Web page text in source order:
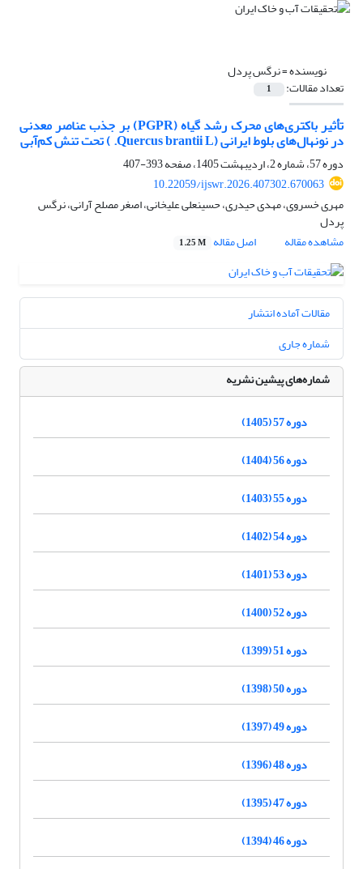
نویسنده =نرگس پردل
تعداد مقالات: 1
تأثیر باکتری‌های محرک رشد گیاه (PGPR) بر جذب عناصر معدنی
در نونهال‌های بلوط ایرانی (Quercus brantii L. ) تحت تنش کم‌آبی
دوره 57، شماره 2، اردیبهشت 1405، صفحه
393-407
10.22059/ijswr.2026.407302.670063
مهری خسروی، مهدی حیدری، حسینعلی علیخانی، اصغر مصلح آرانی، نرگس
پردل
مشاهده مقاله
اصل مقاله 1.25 M
مقالات آماده انتشار
شماره جاری
شماره‌های پیشین نشریه
دوره 57 (1405)
دوره 56 (1404)
دوره 55 (1403)
دوره 54 (1402)
دوره 53 (1401)
دوره 52 (1400)
دوره 51 (1399)
دوره 50 (1398)
دوره 49 (1397)
دوره 48 (1396)
دوره 47 (1395)
دوره 46 (1394)